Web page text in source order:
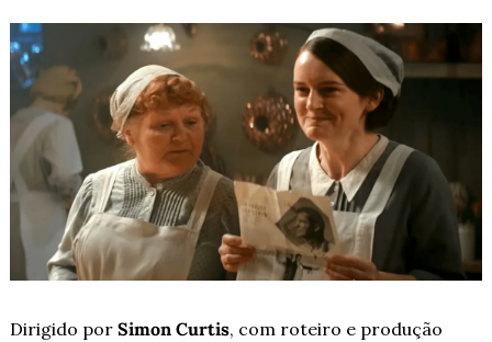
Dirigido por Simon Curtis, com roteiro e produção